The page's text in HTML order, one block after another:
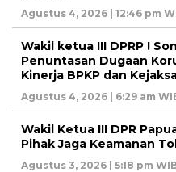
Agustus 4, 2026 | 12:46 pm
Wakil ketua III DPRP !
Penuntasan Dugaan
Kinerja BPKP dan
Agustus 4, 2026 | 6:29 am
Wakil Ketua III DPR
Pihak Jaga Keamanan
Agustus 3, 2026 | 5:18 pm